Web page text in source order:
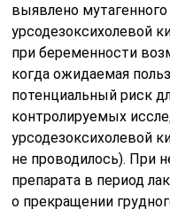
выявлено
урсодезоксихолевой
при беременности
когда ожидаемая
потенциальный риск
контролируемых
урсодезоксихолевой
не проводилось). При
препарата в период
о прекращении